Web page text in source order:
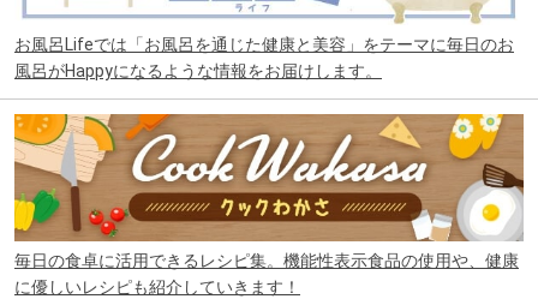
お風呂Lifeでは「お風呂を通じた健康と美容」をテーマに毎日のお
風呂がHappyになるような情報をお届けします。
毎日の食卓に活用できるレシピ集。機能性表示食品の使用や、健康
に優しいレシピも紹介していきます！